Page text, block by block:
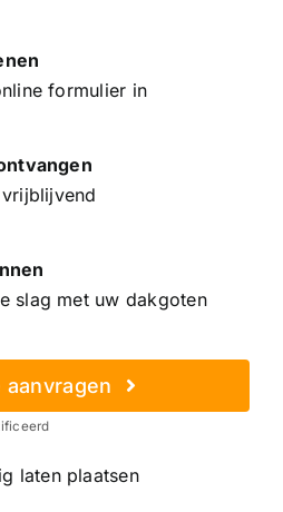
formulier in
slag met uw dakgoten
aanvragen